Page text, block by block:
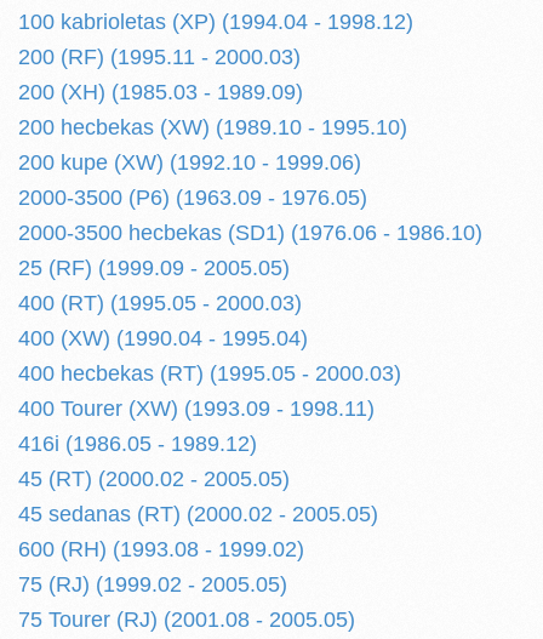
100 kabrioletas (XP) (1994.04 - 1998.12)
200 (RF) (1995.11 - 2000.03)
200 (XH) (1985.03 - 1989.09)
200 hecbekas (XW) (1989.10 - 1995.10)
200 kupe (XW) (1992.10 - 1999.06)
2000-3500 (P6) (1963.09 - 1976.05)
2000-3500 hecbekas (SD1) (1976.06 - 1986.10)
25 (RF) (1999.09 - 2005.05)
400 (RT) (1995.05 - 2000.03)
400 (XW) (1990.04 - 1995.04)
400 hecbekas (RT) (1995.05 - 2000.03)
400 Tourer (XW) (1993.09 - 1998.11)
416i (1986.05 - 1989.12)
45 (RT) (2000.02 - 2005.05)
45 sedanas (RT) (2000.02 - 2005.05)
600 (RH) (1993.08 - 1999.02)
75 (RJ) (1999.02 - 2005.05)
75 Tourer (RJ) (2001.08 - 2005.05)